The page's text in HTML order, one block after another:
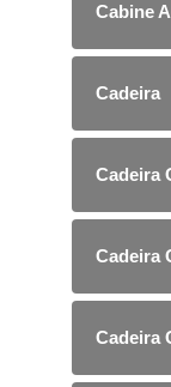
Cabine
Cadeira
Cadeira
Cadeira
Cadeira